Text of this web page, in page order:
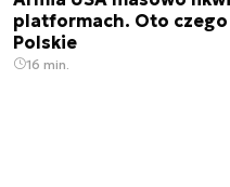
platformach. Oto czego
Polskie
16 min.